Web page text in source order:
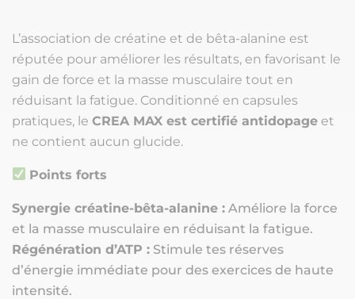
L’association de créatine et de bêta-alanine est
réputée pour améliorer les résultats, en favorisant le
gain de force et la masse musculaire tout en
réduisant la fatigue. Conditionné en capsules
pratiques, le CREA MAX est certifié antidopage et
ne contient aucun glucide.
Points forts
Synergie créatine-bêta-alanine : Améliore la force
et la masse musculaire en réduisant la fatigue.
Régénération d’ATP : Stimule tes réserves
d’énergie immédiate pour des exercices de haute
intensité.